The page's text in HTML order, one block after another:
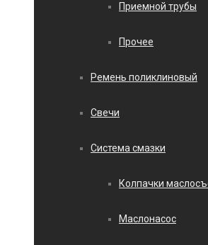
Приемной трубы
Прочее
Ремень поликлиновый
Свечи
Система смазки
Колпачки
Маслонасос